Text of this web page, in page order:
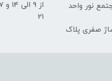
نور واحد
22بهمن پاساژ صفری پلاک
21